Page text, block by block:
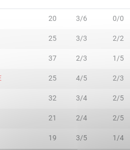
20 3/6 0/0
25 3/3 2/2
37 2/3 1/5
25 4/5 2/3
32 3/4 2/5
21 2/4 2/5
19 3/5 1/4